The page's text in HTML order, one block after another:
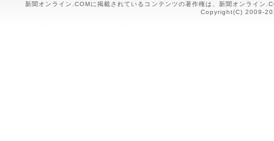
新聞オンライン.COMに掲載されているコンテンツの著作権は、新聞オンライン
Copyright(C) 2009-